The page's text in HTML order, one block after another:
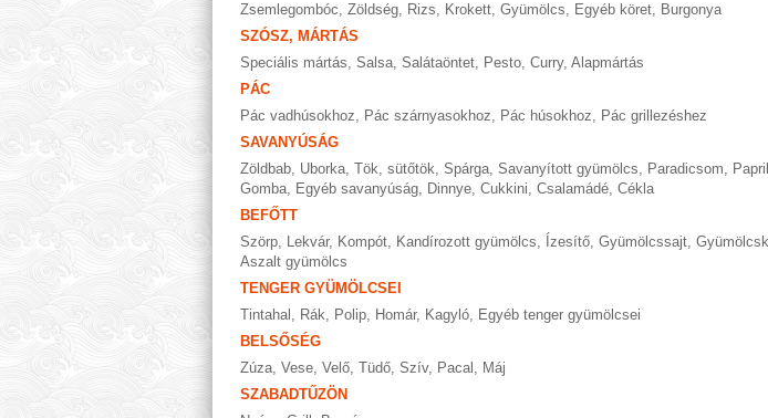
Zsemlegombóc, Zöldség, Rizs, Krokett, Gyümölcs, Egyéb köret, Burgonya
SZÓSZ, MÁRTÁS
Speciális mártás, Salsa, Salátaöntet, Pesto, Curry, Alapmártás
PÁC
Pác vadhúsokhoz, Pác szárnyasokhoz, Pác húsokhoz, Pác grillezéshez
SAVANYÚSÁG
Zöldbab, Uborka, Tök, sütőtök, Spárga, Savanyított gyümölcs, Paradicsom,
Gomba, Egyéb savanyúság, Dinnye, Cukkini, Csalamádé, Cékla
BEFŐTT
Szörp, Lekvár, Kompót, Kandírozott gyümölcs, Ízesítő, Gyümölcssajt,
Aszalt gyümölcs
TENGER GYÜMÖLCSEI
Tintahal , Rák, Polip, Homár, Kagyló, Egyéb tenger gyümölcsei
BELSŐSÉG
Zúza, Vese, Velő, Tüdő, Szív, Pacal , Máj
SZABADTŰZÖN